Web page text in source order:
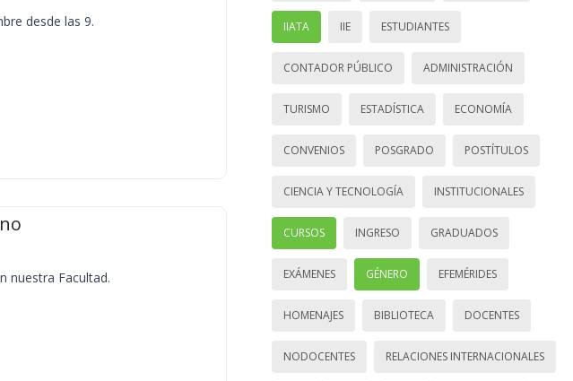
desde las 9.
nuestra Facultad.
IIATA IIE ESTUDIANTES
CONTADOR PÚBLICO ADMINISTRACIÓN
TURISMO ESTADÍSTICA ECONOMÍA
CONVENIOS POSGRADO POSTÍTULOS
CIENCIA Y TECNOLOGÍA INSTITUCIONALES
CURSOS INGRESO GRADUADOS
EXÁMENES GÉNERO EFEMÉRIDES
HOMENAJES BIBLIOTECA DOCENTES
NODOCENTES RELACIONES INTERNACIONALES